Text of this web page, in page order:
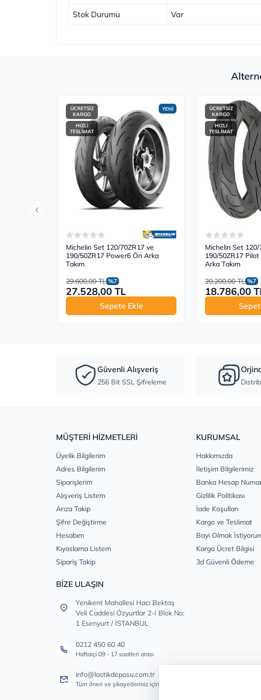
Stok Durumu Var
YENİ
ÜCRETSİZ
KARGO
HIZLI
TESLİMAT
Michelin Set 120/70ZR17 ve
190/50ZR17 Power6 Ön Arka
Takım
29.600,00 TL %7
27.528,00 TL
Sepete Ekle
ÜCRETSİZ
KARGO
HIZLI
TESLİMAT
Michelin Set 120/
190/50ZR17
Arka Takım
20.200,00 TL %7
18.786,00
Güvenli Alışveriş
256 Bit SSL Şifreleme
MÜŞTERİ HİZMETLERİ
Üyelik Bilgilerim
Adres Bilgilerim
Siparişlerim
Alışveriş Listem
Arıza Takip
Şifre Değiştirme
Hesabım
Kıyaslama Listem
Sipariş Takip
KURUMSAL
Hakkımızda
İletişim Bilgilerimiz
Banka Hesap
Gizlilik Politikası
İade Koşulları
Kargo ve Teslimat
Bayi Olmak
Kargo Ücret Bilgisi
3d Güvenli Ödeme
BİZE ULAŞIN
Yenikent Mahallesi Hacı Bektaş
Veli Caddesi Özyurtlar 2-I Blok No:
1 Esenyurt / İSTANBUL
0212 450 60 40
Haftaiçi 09 - 17 saatleri arası
info@lastikdeposu.com.tr
Tüm öneri ve şikayetleriniz için